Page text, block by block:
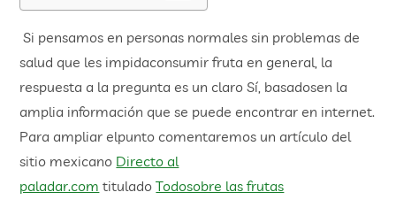
Si pensamos en personas normales sin problemas de
salud que les impidaconsumir fruta en general, la
respuesta a la pregunta es un claro Sí, basadosen la
amplia información que se puede encontrar en internet.
Para ampliar elpunto comentaremos un artículo del
sitio mexicano Directo al
paladar.com tituladoTodosobre las frutas